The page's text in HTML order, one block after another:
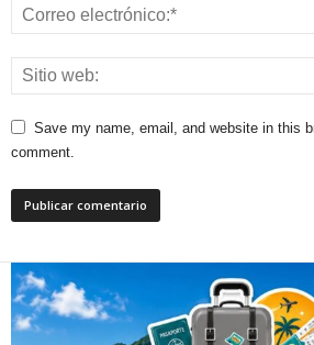
Save my name, email, and website in this
comment.